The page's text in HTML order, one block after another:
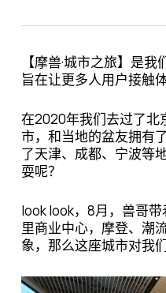
【摩兽·城市之旅】是
旨在让更多人用户接触
在2020年我们去过了北
市，和当地的盆友拥有
了天津、成都、宁波等
耍呢？
look look，8月，兽哥
里商业中心，摩登、潮
象，那么这座城市对我